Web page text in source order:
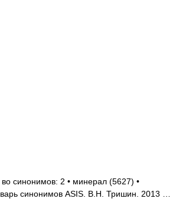
синонимов: 2 • минерал (5627) •
синонимов ASIS. В.Н. Тришин. 2013 …